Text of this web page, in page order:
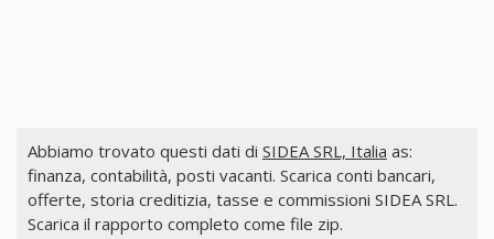
Abbiamo trovato questi dati di SIDEA SRL, Italia as:
finanza, contabilità, posti vacanti. Scarica conti bancari,
offerte, storia creditizia, tasse e commissioni SIDEA SRL.
Scarica il rapporto completo come file zip.